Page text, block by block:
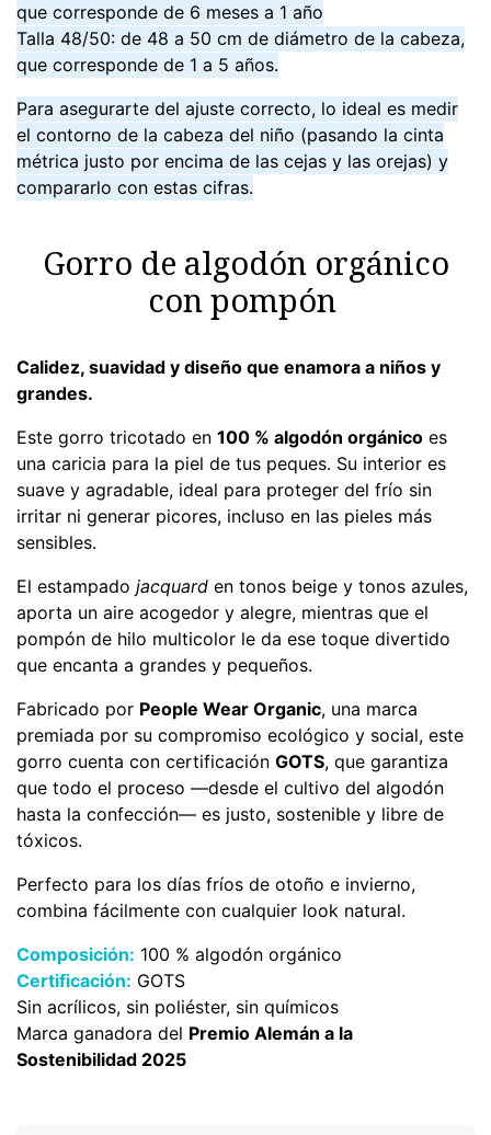
que corresponde de 6 meses a 1 año
Talla 48/50: de 48 a 50 cm de diámetro de la cabeza,
que corresponde de 1 a 5 años.
Para asegurarte del ajuste correcto, lo ideal es medir
el contorno de la cabeza del niño (pasando la cinta
métrica justo por encima de las cejas y las orejas) y
compararlo con estas cifras.
Gorro de algodón orgánico
con pompón
Calidez, suavidad y diseño que enamora a niños y
grandes.
Este gorro tricotado en 100 % algodón orgánico es
una caricia para la piel de tus peques. Su interior es
suave y agradable, ideal para proteger del frío sin
irritar ni generar picores, incluso en las pieles más
sensibles.
El estampado jacquard en tonos beige y tonos azules,
aporta un aire acogedor y alegre, mientras que el
pompón de hilo multicolor le da ese toque divertido
que encanta a grandes y pequeños.
Fabricado por People Wear Organic, una marca
premiada por su compromiso ecológico y social, este
gorro cuenta con certificación GOTS, que garantiza
que todo el proceso —desde el cultivo del algodón
hasta la confección— es justo, sostenible y libre de
tóxicos.
Perfecto para los días fríos de otoño e invierno,
combina fácilmente con cualquier look natural.
Composición: 100 % algodón orgánico
Certificación: GOTS
Sin acrílicos, sin poliéster, sin químicos
Marca ganadora del Premio Alemán a la
Sostenibilidad 2025